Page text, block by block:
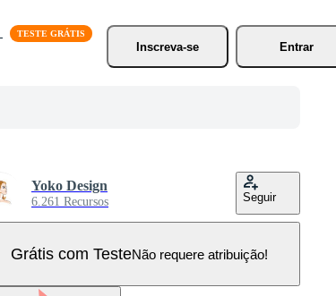
Inscreva-se
Entrar
Yoko Design
6.261 Recursos Seguir
Grátis com TesteNão requere atribuição!